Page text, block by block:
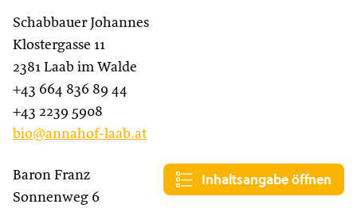
Schabbauer Johannes
Klostergasse 11
2381 Laab im Walde
+43 664 836 89 44
+43 2239 5908
bio@annahof-laab.at
Baron Franz
Sonnenweg 6
Inhaltsangabe öffnen